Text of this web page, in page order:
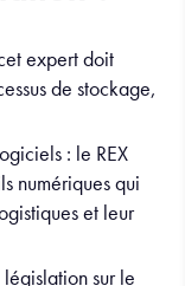
expert doit
de stockage,
: le REX
numériques qui
et leur
sur le